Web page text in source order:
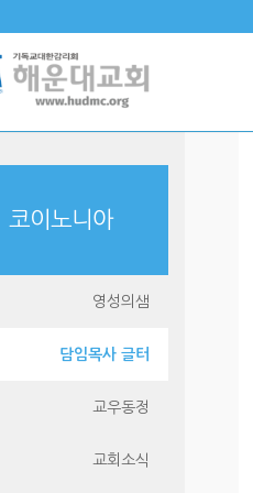
코이노니아
영성의샘
담임목사 글터
교우동정
교회소식